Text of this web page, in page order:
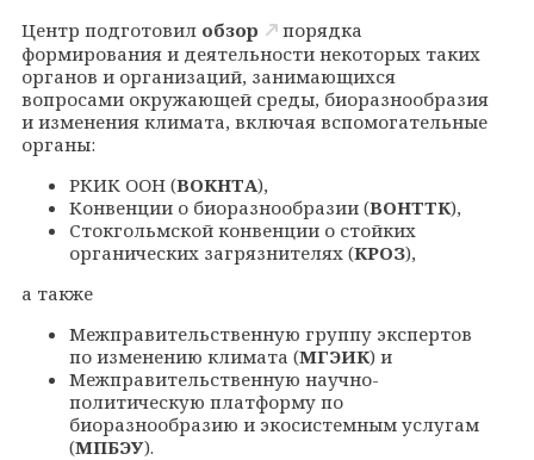
Центр подготовил обзор
порядка
формирования и деятельности некоторых таких
органов и организаций, занимающихся
вопросами окружающей среды, биоразнообразия
и изменения климата, включая вспомогательные
органы:
РКИК ООН (ВОКНТА),
Конвенции о биоразнообразии (ВОНТТК),
Стокгольмской конвенции о стойких
органических загрязнителях (КРОЗ),
а также
Межправительственную группу экспертов
по изменению климата (МГЭИК) и
Межправительственную научно-
политическую платформу по
биоразнообразию и экосистемным услугам
(МПБЭУ).